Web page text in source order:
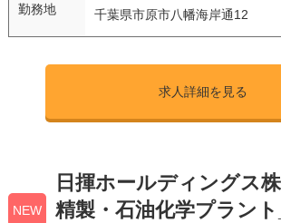
勤務地 千葉県市原市八幡海岸通12
求人詳細を見る
NEW
日揮ホールディングス
精製・石油化学プラン